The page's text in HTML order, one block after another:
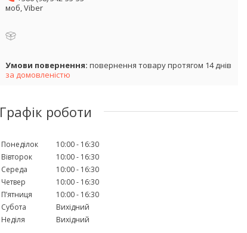
моб, Viber
повернення товару протягом 14 днів
за домовленістю
Графік роботи
Понеділок 10:00
16:30
Вівторок
10:00
16:30
Середа
10:00
16:30
Четвер
10:00
16:30
Пʼятниця
10:00
16:30
Субота
Вихідний
Неділя
Вихідний